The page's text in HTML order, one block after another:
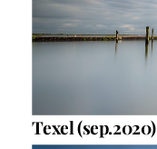
Texel (sep.2020)